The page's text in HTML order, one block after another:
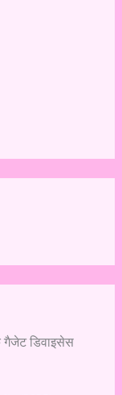
गैजेट डिवाइसेस